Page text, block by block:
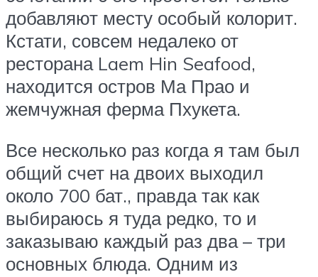
добавляют месту особый колорит.
Кстати, совсем недалеко от
ресторана Laem Hin Seafood,
находится остров Ма Прао и
жемчужная ферма Пхукета.
Все несколько раз когда я там был
общий счет на двоих выходил
около 700 бат., правда так как
выбираюсь я туда редко, то и
заказываю каждый раз два – три
основных блюда. Одним из